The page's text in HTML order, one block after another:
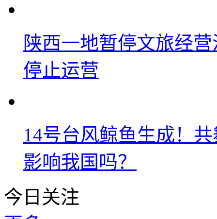
陕西一地暂停文旅经
停止运营
14号台风鲸鱼生成！
影响我国吗？
今日关注